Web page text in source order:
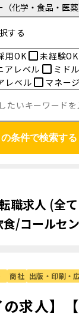
化学・食品・医薬
する
用OK
未経験OK
アレベル
ミド
レベル
マネー
条件で検索する
職求人 (全
/コールセ
商社 出版・印刷・
の求人】